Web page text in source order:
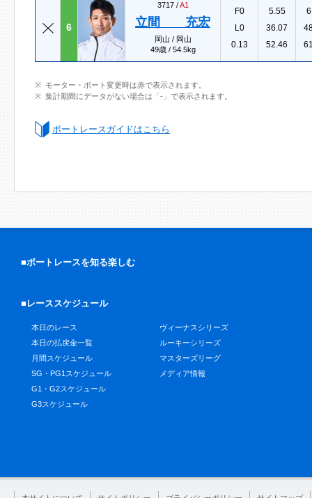
6
3717 /A1
立間 充宏
岡山 / 岡山
49歳 / 54.5kg
F0
L0
0.13
5.55
36.07
52.46
モーター・ボート変更時は赤で表示されます。
集計期間にデータがない場合は「-」で表示されます。
ボートレースガイドはこちら
■ボートレースを知る楽しむ
■レーススケジュール
本日のレース
本日の払戻金一覧
月間スケジュール
SG・PG1スケジュール
G1・G2スケジュール
G3スケジュール
ヴィーナスシリーズ
ルーキーシリーズ
マスターズリーグ
メディア情報